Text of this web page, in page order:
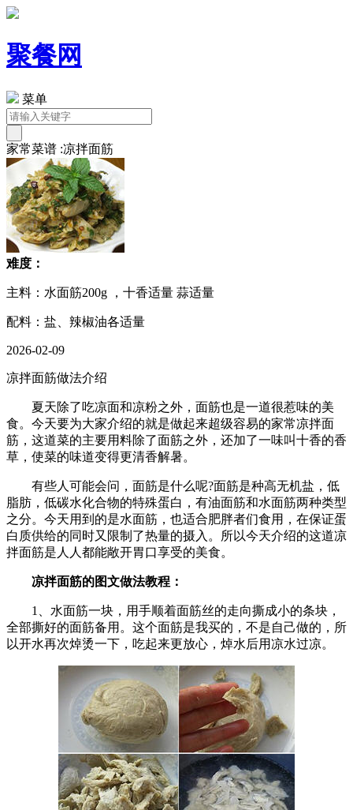
聚餐网
菜单
家常菜谱 :凉拌面筋
难度：
主料：水面筋200g ，十香适量 蒜适量
配料：盐、辣椒油各适量
2026-02-09
凉拌面筋做法介绍
夏天除了吃凉面和凉粉之外，面筋也是一道很惹味的美
食。今天要为大家介绍的就是做起来超级容易的家常凉拌面
筋，这道菜的主要用料除了面筋之外，还加了一味叫十香的香
草，使菜的味道变得更清香解暑。
有些人可能会问，面筋是什么呢?面筋是种高无机盐，低
脂肪，低碳水化合物的特殊蛋白，有油面筋和水面筋两种类型
之分。今天用到的是水面筋，也适合肥胖者们食用，在保证蛋
白质供给的同时又限制了热量的摄入。所以今天介绍的这道凉
拌面筋是人人都能敞开胃口享受的美食。
凉拌面筋的图文做法教程：
1、水面筋一块，用手顺着面筋丝的走向撕成小的条块，
全部撕好的面筋备用。这个面筋是我买的，不是自己做的，所
以开水再次焯烫一下，吃起来更放心，焯水后用凉水过凉。